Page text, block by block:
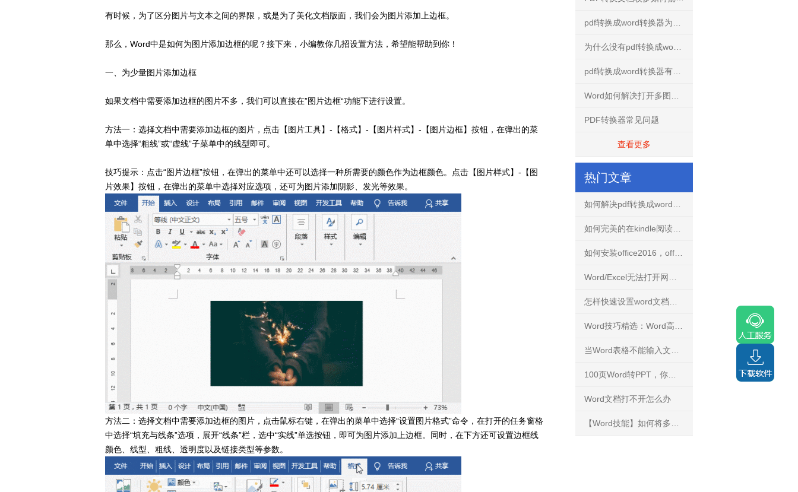
有时候，为了区分图片与文本之间的界限，或是为了美化文档版面，我们会为图片添加上边框。
那么，Word中是如何为图片添加边框的呢？接下来，小编教你几招设置方法，希望能帮助到你！
一、为少量图片添加边框
如果文档中需要添加边框的图片不多，我们可以直接在”图片边框“功能下进行设置。
方法一：选择文档中需要添加边框的图片，点击【图片工具】-【格式】-【图片样式】-【图片边框】按钮，在弹出的菜
单中选择“粗线”或“虚线”子菜单中的线型即可。
技巧提示：点击“图片边框”按钮，在弹出的菜单中还可以选择一种所需要的颜色作为边框颜色。点击【图片样式】-【图
片效果】按钮，在弹出的菜单中选择对应选项，还可为图片添加阴影、发光等效果。
方法二：选择文档中需要添加边框的图片，点击鼠标右键，在弹出的菜单中选择“设置图片格式”命令，在打开的任务窗格
中选择“填充与线条”选项，展开“线条”栏，选中“实线”单选按钮，即可为图片添加上边框。同时，在下方还可设置边框线
颜色、线型、粗线、透明度以及链接类型等参数。
PDF转换器常见问题
查看更多
热门文章
Word文档打不开怎么办